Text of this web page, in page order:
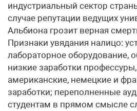
индустриальный сектор
случае репутации ведущих
Альбиона грозит верная
Признаки увядания налицо:
лабораторное оборудование,
низкие заработки
американские, немецкие и
заработки; переполненные
студентам в прямом смысле